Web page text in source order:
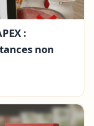
:
non